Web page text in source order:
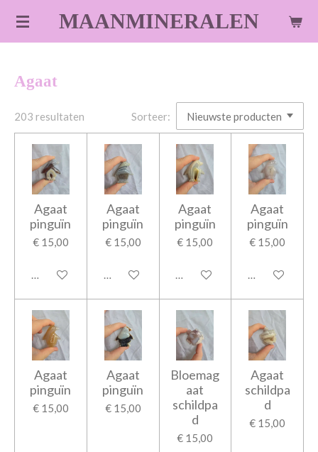
Ga
direct
hoofdinhoud
MAANMINERALEN
Agaat
203 resultaten Sorteer:
Agaat
pinguïn
€ 15,00
In winkelwagen
Agaat
pinguïn
€ 15,00
In winkelwagen
Agaat
pinguïn
€ 15,00
In winkelwagen
Agaat
pinguïn
€ 15,00
In
Agaat
pinguïn
€ 15,00
Agaat
pinguïn
€ 15,00
Bloemag
aat
schildpa
d
€ 15,00
Agaat
schildpa
d
€ 15,00